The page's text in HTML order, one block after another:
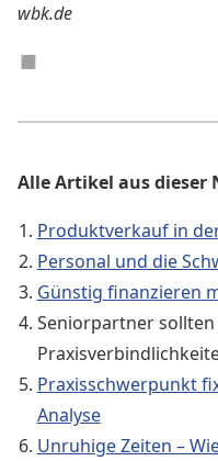
wbk.de
◼︎
Alle Artikel aus dieser
Produktverkauf in
Personal und die
Günstig finanzieren
Seniorpartner
Praxisschwerpunkt
Analyse
Unruhige Zeiten –